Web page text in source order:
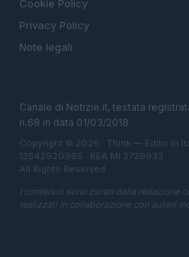
Cookie Policy
Privacy Policy
Note legali
Canale di Notizie.it, testata
n.68 in data 01/03/2018
Copyright © 2026 · Think — Edito in
13542920965 · REA MI 2729933
All Rights Reserved
I contenuti sono curati dalla redazione
realizzati in collaborazione con autori